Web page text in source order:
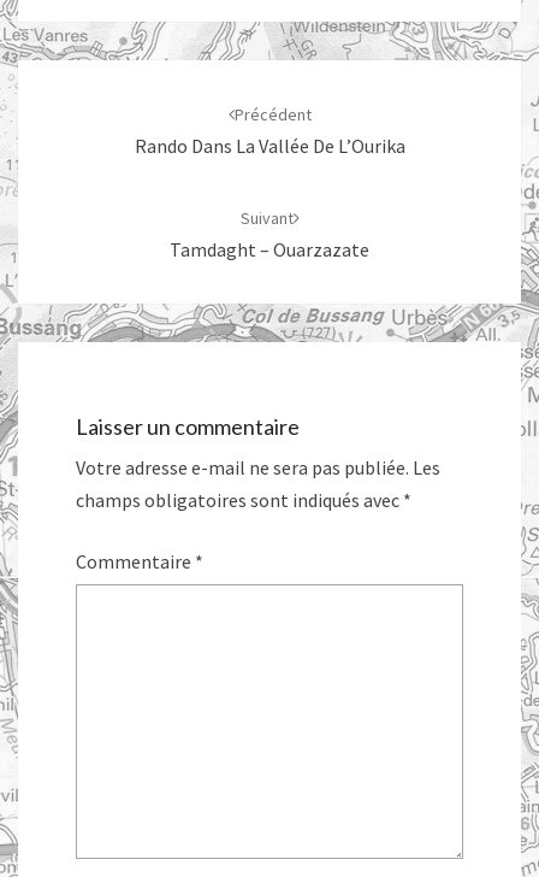
Navigation
Précédent
Rando Dans La Vallée De L’Ourika
Suivant
Tamdaght – Ouarzazate
Laisser un commentaire
Votre adresse e-mail ne sera pas publiée. Les
champs obligatoires sont indiqués avec *
Commentaire *